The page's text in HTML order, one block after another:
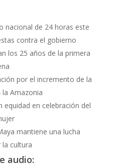
nacional de 24 horas este
contra el gobierno
los 25 años de la primera
por el incremento de la
la Amazonia
equidad en celebración del
mantiene una lucha
la cultura
audio: